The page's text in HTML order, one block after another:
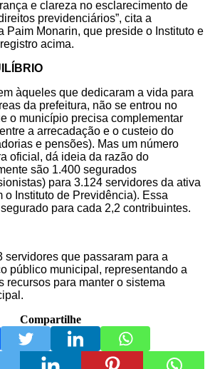
e clareza no esclarecimento de
previdenciários”, cita a
Paim Monarin, que preside o Instituto e
acima.
àqueles que dedicaram a vida para
da prefeitura, não se entrou no
o município precisa complementar
a arrecadação e o custeio do
e pensões). Mas um número
oficial, dá ideia da razão do
são 1.400 segurados
para 3.124 servidores da ativa
o Instituto de Previdência). Essa
para cada 2,2 contribuintes.
servidores que passaram para a
público municipal, representando a
recursos para manter o sistema
Compartilhe